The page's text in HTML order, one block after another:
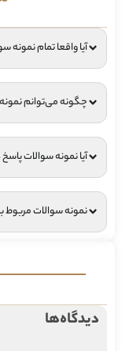
آیا واقعا تمام
چگونه می‌توانم
آیا نمونه سوالات
نمونه سوالات
دیدگاه‌ها